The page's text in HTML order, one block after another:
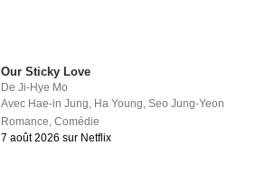
Our Sticky Love
DeJi-Hye Mo
Avec Hae-in Jung Ha Young ,Seo Jung-Yeon
Romance ,Comédie
7 août 2026 sur Netflix